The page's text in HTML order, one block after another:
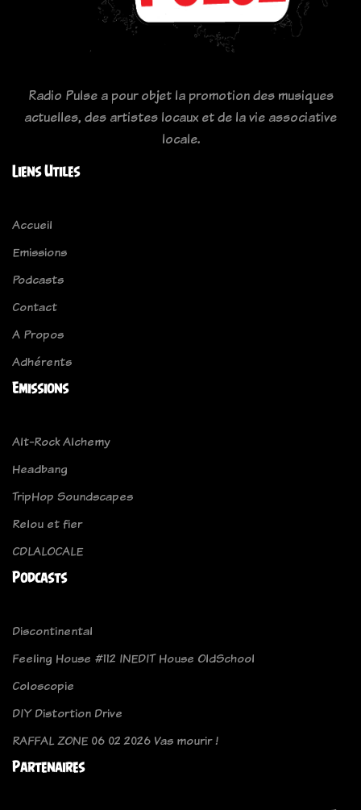
Radio Pulse a pour objet la promotion des musiques
actuelles, des artistes locaux et de la vie associative
locale.
Liens Utiles
Accueil
Emissions
Podcasts
Contact
A Propos
Adhérents
Emissions
Alt-Rock Alchemy
Headbang
TripHop Soundscapes
Relou et fier
CDLALOCALE
Podcasts
Discontinental
Feeling House #112 INEDIT House OldSchool
Coloscopie
DIY Distortion Drive
RAFFAL ZONE 06 02 2026 Vas mourir !
Partenaires